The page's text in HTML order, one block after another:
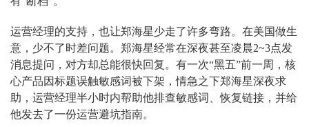
运营经理的支持，也让郑海星少走了许多弯路。在美国做生
意，少不了时差问题。郑海星经常在深夜甚至凌晨2~3点发
消息提问，对方却总能很快回复。有一次“黑五”前一周，核
心产品因标题误触敏感词被下架，情急之下郑海星深夜求
助，运营经理半小时内帮助他排查敏感词、恢复链接，并给
他发去了一份运营避坑指南。